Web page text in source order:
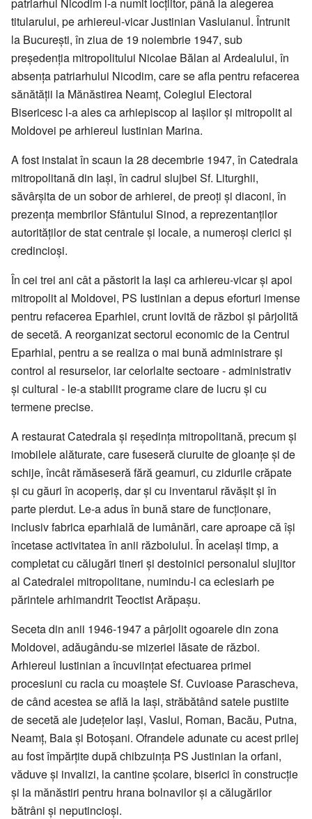
titularului, pe arhiereul-vicar Justinian Vasluianul. Întrunit
la București, în ziua de 19 noiembrie 1947, sub
președenția mitropolitului Nicolae Bălan al Ardealului, în
absența patriarhului Nicodim, care se afla pentru refacerea
sănătății la Mănăstirea Neamț, Colegiul Electoral
Bisericesc l-a ales ca arhiepiscop al Iașilor și mitropolit al
Moldovei pe arhiereul Iustinian Marina.
A fost instalat în scaun la 28 decembrie 1947, în Catedrala
mitropolitană din Iași, în cadrul slujbei Sf. Liturghii,
săvârșita de un sobor de arhierei, de preoți și diaconi, în
prezența membrilor Sfântului Sinod, a reprezentanților
autorităților de stat centrale și locale, a numeroși clerici și
credincioși.
În cei trei ani cât a păstorit la Iași ca arhiereu-vicar și apoi
mitropolit al Moldovei, PS Iustinian a depus eforturi imense
pentru refacerea Eparhiei, crunt lovită de război și pârjolită
de secetă. A reorganizat sectorul economic de la Centrul
Eparhial, pentru a se realiza o mai bună administrare și
control al resurselor, iar celorlalte sectoare - administrativ
și cultural - le-a stabilit programe clare de lucru și cu
termene precise.
A restaurat Catedrala și reședința mitropolitană, precum și
imobilele alăturate, care fuseseră ciuruite de gloanțe și de
schije, încât rămăseseră fără geamuri, cu zidurile crăpate
și cu găuri în acoperiș, dar și cu inventarul răvășit și în
parte pierdut. Le-a adus în bună stare de funcționare,
inclusiv fabrica eparhială de lumânări, care aproape că își
încetase activitatea în anii războiului. În același timp, a
completat cu călugări tineri și destoinici personalul slujitor
al Catedralei mitropolitane, numindu-l ca eclesiarh pe
părintele arhimandrit Teoctist Arăpașu.
Seceta din anii 1946-1947 a pârjolit ogoarele din zona
Moldovei, adăugându-se mizeriei lăsate de război.
Arhiereul Iustinian a încuviințat efectuarea primei
procesiuni cu racla cu moaștele Sf. Cuvioase Parascheva,
de când acestea se află la Iași, străbătând satele pustiite
de secetă ale județelor Iași, Vaslui, Roman, Bacău, Putna,
Neamț, Baia și Botoșani. Ofrandele adunate cu acest prilej
au fost împărțite după chibzuința PS Justinian la orfani,
văduve și invalizi, la cantine școlare, biserici în construcție
și la mănăstiri pentru hrana bolnavilor și a călugărilor
bătrâni și neputincioși.